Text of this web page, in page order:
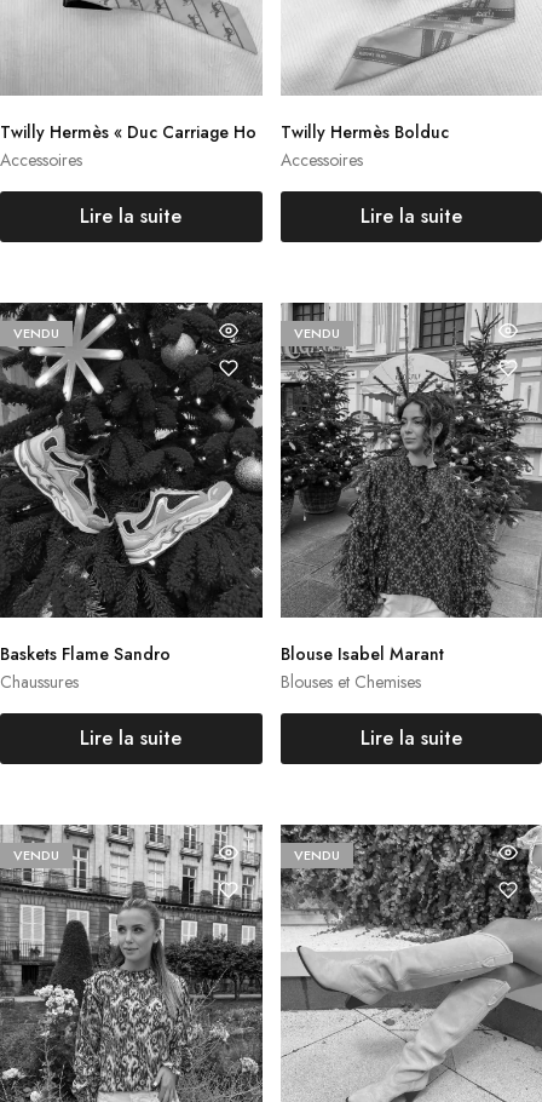
Accessoires
Twilly Hermès « Duc Carriage Ho
rses »
Lire la suite
Accessoires
Twilly Hermès Bolduc
Lire la suite
VENDU
Chaussures
Baskets Flame Sandro
Lire la suite
VENDU
Blouses et Chemises
Blouse Isabel Marant
Lire la suite
VENDU VENDU